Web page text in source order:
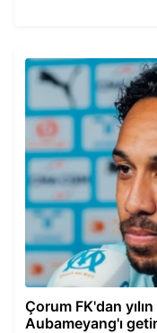
Çorum FK'dan
Aubameyang'ı